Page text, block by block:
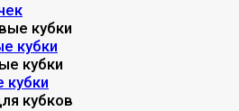
кубки
кубки